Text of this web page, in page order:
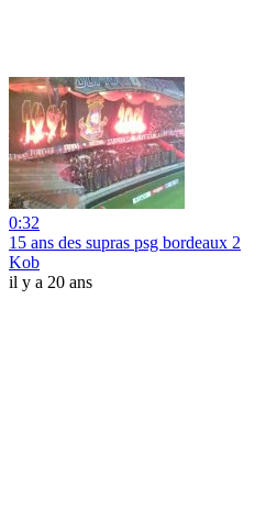
0:32
15 ans des supras psg bordeaux 2
Kob
il y a 20 ans